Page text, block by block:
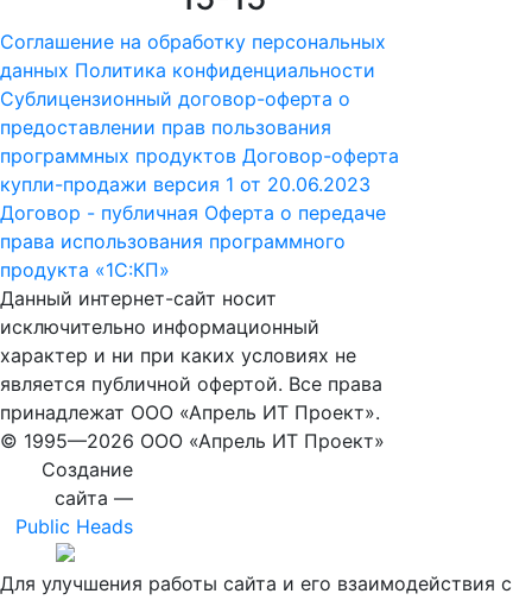
Соглашение на обработку персональных
данных Политика конфиденциальности
Сублицензионный договор-оферта о
предоставлении прав пользования
программных продуктов Договор-оферта
купли-продажи версия 1 от 20.06.2023
Договор - публичная Оферта о передаче
права использования программного
продукта «1С:КП»
Данный интернет-сайт носит
исключительно информационный
характер и ни при каких условиях не
является публичной офертой. Все права
принадлежат ООО «Апрель ИТ Проект».
© 1995—2026 ООО «Апрель ИТ Проект»
Создание
сайта —
Public Heads
Для улучшения работы сайта и его взаимодействия с